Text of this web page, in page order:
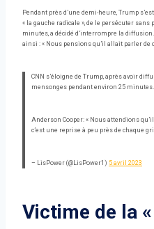
Pendant près d’une demi-heure, Trump
« la gauche radicale », de le persécuter
minutes, a décidé d’interrompre la
ainsi : « Nous pensions qu’il allait parler de
CNN s’éloigne de Trump, après avoir
mensonges pendant environ 25 minutes.
Anderson Cooper: « Nous attendions
c’est une reprise à peu près de chaque
– LisPower (@LisPower1) 5 avril 2023
Victime de la